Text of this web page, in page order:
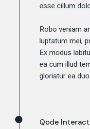
esse cillum
Robo veniam
luptatum mei,
Ex modus
ea cum illud
gloriatur ea duo.
Qode